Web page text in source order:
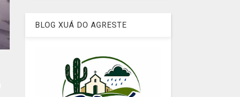
BLOG XUÁ DO AGRESTE